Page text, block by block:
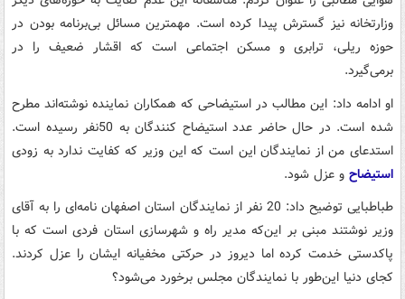
وزارتخانه نیز گسترش پیدا کرده است. مهمترین مسائل بی‌برنامه بودن در
حوزه ریلی، ترابری و مسکن اجتماعی است که اقشار ضعیف را در
برمی‌گیرد.
او ادامه داد: این مطالب در استیضاحی که همکاران نماینده نوشته‌اند مطرح
شده است. در حال حاضر عدد استیضاح‌ کنندگان به 50نفر رسیده است.
استدعای من از نمایندگان این است که این وزیر که کفایت ندارد به زودی
استیضاح و عزل شود.
طباطبایی توضیح داد: 20 نفر از نمایندگان استان اصفهان نامه‌ای را به آقای
وزیر نوشتند مبنی بر این‌که مدیر راه و شهرسازی استان فردی است که با
پاکدستی خدمت کرده اما دیروز در حرکتی مخفیانه ایشان را عزل کردند.
کجای دنیا این‌طور با نمایندگان مجلس برخورد می‌شود؟